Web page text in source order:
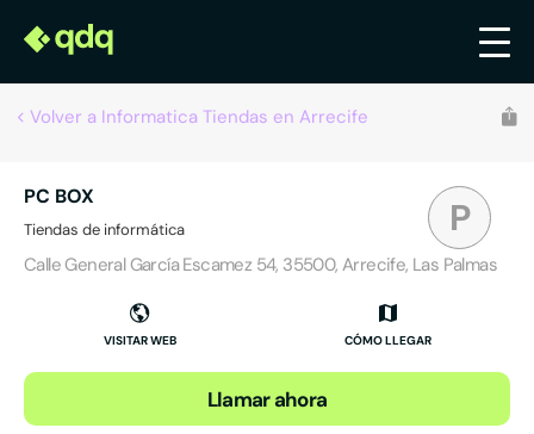
Volver a Informatica Tiendas en Arrecife
P
PC BOX
Tiendas de informática
Calle General García Escamez 54, 35500, Arrecife, Las Palmas
VISITAR WEB CÓMO LLEGAR
Llamar ahora